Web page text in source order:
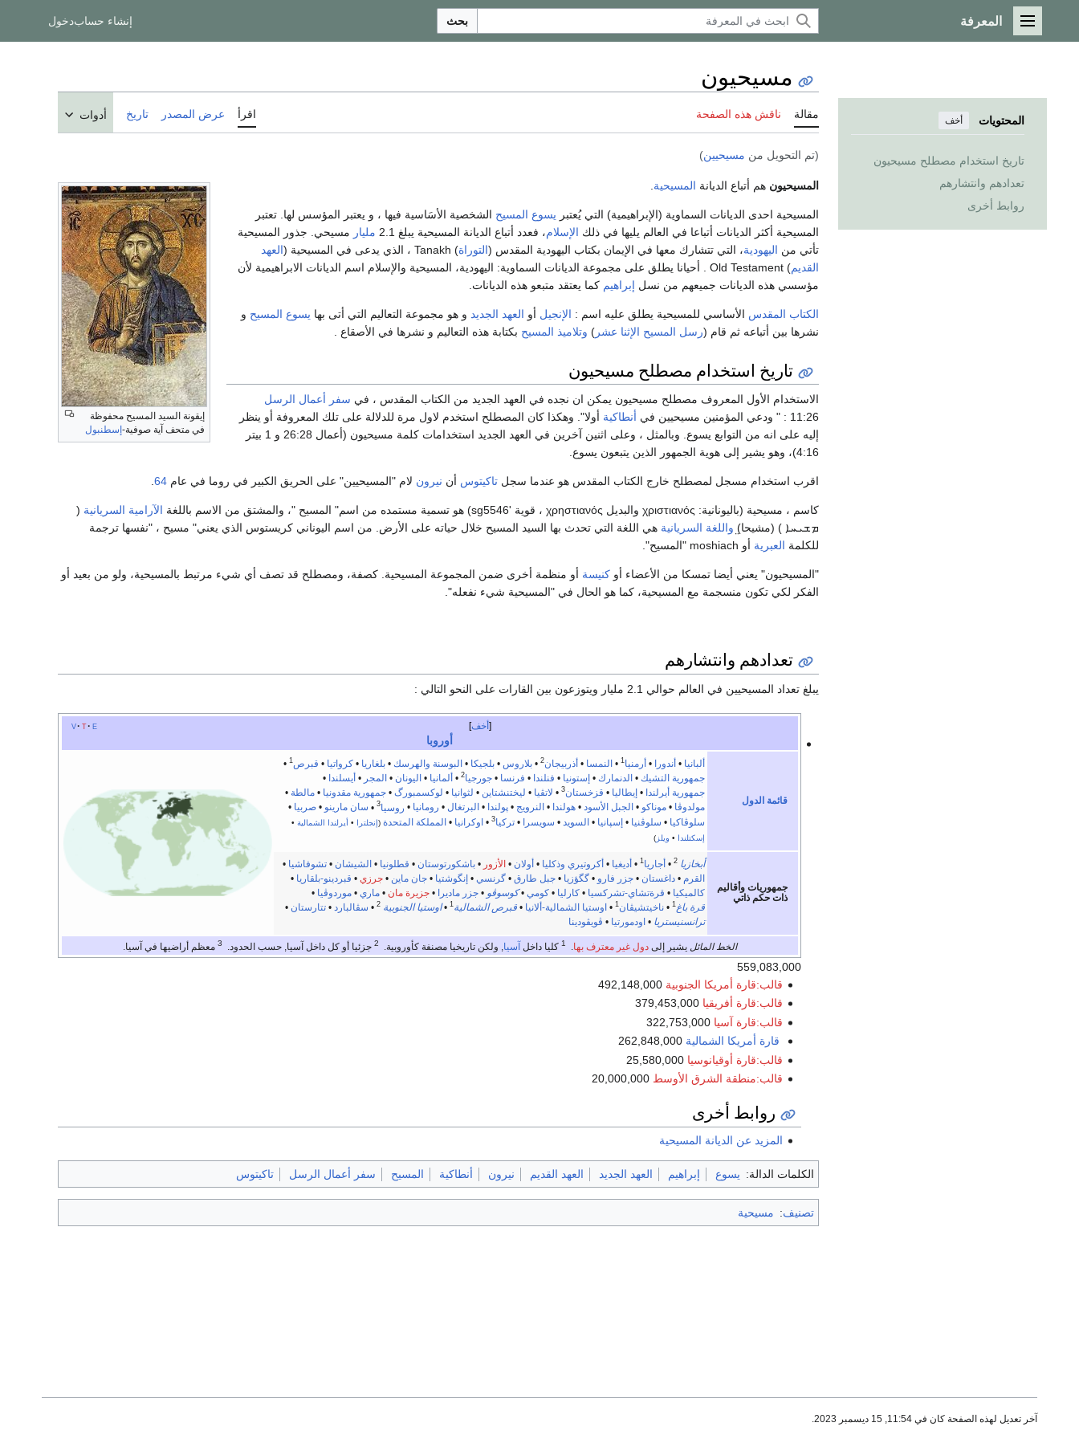
القائمة الرئيسية
المعرفة بحث إنشاء حسابدخول
المحتويات أخف
تاريخ استخدام مصطلح مسيحيون
تعدادهم وانتشارهم
روابط أخرى
مسيحيون
مقالة ناقش هذه الصفحة اقرأ عرض المصدر تاريخ أدوات
(تم التحويل من مسيحيين)
إيقونة السيد المسيح محفوظة
في متحف آية صوفية- إسطنبول
المسيحيون هم أتباع الديانة المسيحية
المسيحية احدى الديانات السماوية (الإبراهيمية) التي يُعتبر يسوع المسيح الشخصية الأسَاسية فيها ، و يعتبر المؤسس لها. تعتبر
المسيحية أكثر الديانات أتباعا في العالم يليها في ذلك الإسلام، فعدد أتباع الديانة المسيحية يبلغ 2.1 مليار مسيحي. جذور المسيحية
تأتي من اليهودية، التي تتشارك معها في الإيمان بكتاب اليهودية المقدس (التوراة) Tanakh ، الذي يدعى في المسيحية (
العهد
القديم
) Old Testament . أحيانا يطلق على مجموعة الديانات السماوية: اليهودية، المسيحية والإسلام اسم الديانات الابراهيمية لأن
مؤسسي هذه الديانات جميعهم من نسل إبراهيم كما يعتقد متبعو هذه الديانات.
الكتاب المقدس الأساسي للمسيحية يطلق عليه اسم : الإنجيل أو العهد الجديد و هو مجموعة التعاليم التي أتى بها يسوع المسيح و
نشرها بين أتباعه ثم قام (رسل المسيح الإثنا عشر ) وتلاميذ المسيح بكتابة هذه التعاليم و نشرها في الأصقاع .
تاريخ استخدام مصطلح مسيحيون
الاستخدام الأول المعروف مصطلح مسيحيون يمكن ان نجده في العهد الجديد من الكتاب المقدس ، في سفر أعمال الرسل
11:26 : " ودعي المؤمنين مسيحيين في
أنطاكية أولا". وهكذا كان المصطلح استخدم لاول مرة للدلالة على تلك المعروفة أو ينظر
إليه على انه من التوابع يسوع. وبالمثل ، وعلى اثنين آخرين في العهد الجديد استخدامات كلمة مسيحيون (أعمال 26:28 و 1 بيتر
4:16)، وهو يشير إلى هوية الجمهور الذين يتبعون يسوع.
اقرب استخدام مسجل لمصطلح خارج الكتاب المقدس هو عندما سجل تاكيتوس أن نيرون لام "المسيحيين" على الحريق الكبير في روما في عام 64
.
كاسم ، مسيحية (باليونانية: χριστιανός والبديل χρηστιανός ، قوية 'sg5546) هو تسمية مستمده من اسم" المسيح "، والمشتق من الاسم باللغة الآرامية السريانية (
ܡܫܝܚܐ ) (مشيحا)̤ واللغة السريانية هي اللغة التي تحدث بها السيد المسيح خلال حياته على الأرض. من اسم اليوناني كريستوس الذي يعني" مسيح ، "نفسها ترجمة
للكلمة العبرية أو moshiach "المسيح".
"المسيحيون" يعني أيضا تمسكا من الأعضاء أو كنيسة أو منظمة أخرى ضمن المجموعة المسيحية. كصفة، ومصطلح قد تصف أي شيء مرتبط بالمسيحية، ولو من بعيد أو
الفكر لكي تكون منسجمة مع المسيحية، كما هو الحال في "المسيحية شيء نفعله".
تعدادهم وانتشارهم
يبلغ تعداد المسيحيين في العالم حوالي 2.1 مليار ويتوزعون بين القارات على النحو التالي :
أخف v t e
أوروبا
قائمة الدول
ألبانيا • أندورا • أرمنيا1
• النمسا • أذربيجان2
• بلاروس • بلجيكا • البوسنة والهرسك • بلغاريا • كرواتيا • قبرص1
•
جمهورية التشيك • الدنمارك • إستونيا • فنلندا • فرنسا • جورجيا2
• ألمانيا • اليونان • المجر • أيسلندا •
جمهورية أيرلندا • إيطاليا • قزخستان3
• لاتڤيا • ليختنشتاين • لثوانيا • لوكسمبورگ • جمهورية مقدونيا • مالطة •
مولدوڤا • موناكو • الجبل الأسود • هولندا • النرويج • پولندا • البرتغال • رومانيا • روسيا3
• سان مارينو • صربيا •
سلوڤاكيا • سلوڤنيا • إسپانيا • السويد • سويسرا • تركيا3
• اوكرانيا • المملكة المتحدة (إنجلترا • أيرلندا الشمالية •
إسكتلندا • ويلز)
جمهوريات وأقاليم
ذات حكم ذاتي
أبخازيا 2
• أجاريا1
• أديغيا • أكروتيري وذكليا • أولان • الأزور • باشكورتوستان • قطلونيا • الشيشان • تشوفاشيا •
القرم • داغستان • جزر فارو • گگؤزيا • جبل طارق • گرنسي • إنگوشتيا • جان ماين • جرزي • قبردينو-بلقاريا •
كالميكيا • قرةتشاي-تشركسيا • كارليا • كومي • كوسوڤو • جزر ماديرا • جزيرة مان • ماري • موردوڤيا •
قرة باغ1
• ناخيتشيڤان1
• اوستيا الشمالية-ألانيا • قبرص الشمالية1
• اوستيا الجنوبية 2
• سڤالبارد • تتارستان •
ترانسنيستريا • اودمورتيا • ڤويڤودينا
الخط المائل يشير إلىدول غير معترف بها 1 كليا داخلآسيا , ولكن تاريخيا مصنفة كأوروبية. 2 جزئيا أو كل داخل آسيا, حسب الحدود. 3 معظم أراضيها في آسيا.
559,083,000
قالب:قارة أمريكا الجنوبية
قالب:قارة أفريقيا
قالب:قارة آسيا
قارة أمريكا الشمالية
قالب:قارة أوقيانوسيا
قالب:منطقة الشرق الأوسط
روابط أخرى
المزيد عن الديانة المسيحية
الكلمات الدالة: يسوع إبراهيم العهد الجديد العهد القديم نيرون أنطاكية المسيح سفر أعمال الرسل تاكيتوس
تصنيف: مسيحية
آخر تعديل لهذه الصفحة كان في 11:54, 15 ديسمبر 2023.